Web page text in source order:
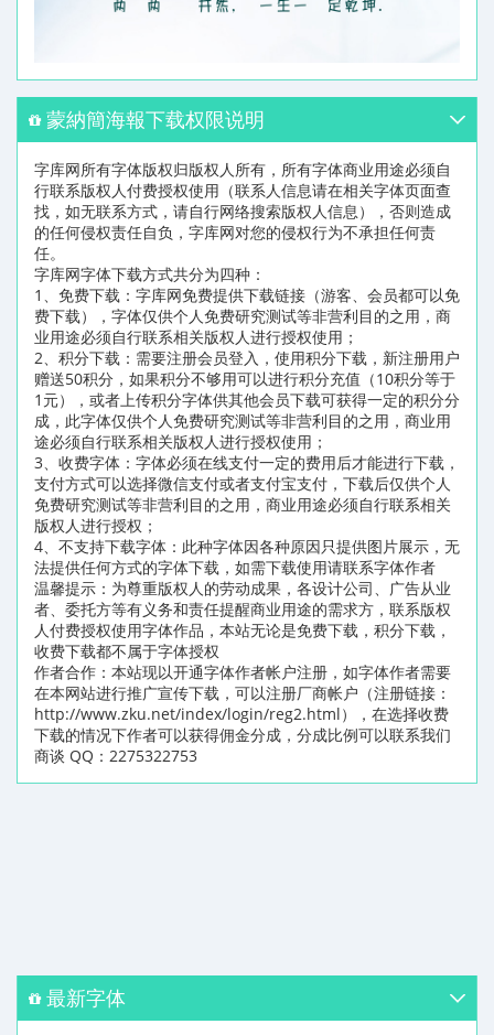
蒙納簡海報下载权限说明
字库网所有字体版权归版权人所有，所有字体商业用途必须自
行联系版权人付费授权使用（联系人信息请在相关字体页面查
找，如无联系方式，请自行网络搜索版权人信息），否则造成
的任何侵权责任自负，字库网对您的侵权行为不承担任何责
任。
字库网字体下载方式共分为四种：
1、免费下载：字库网免费提供下载链接（游客、会员都可以免
费下载），字体仅供个人免费研究测试等非营利目的之用，商
业用途必须自行联系相关版权人进行授权使用；
2、积分下载：需要注册会员登入，使用积分下载，新注册用户
赠送50积分，如果积分不够用可以进行积分充值（10积分等于
1元），或者上传积分字体供其他会员下载可获得一定的积分分
成，此字体仅供个人免费研究测试等非营利目的之用，商业用
途必须自行联系相关版权人进行授权使用；
3、收费字体：字体必须在线支付一定的费用后才能进行下载，
支付方式可以选择微信支付或者支付宝支付，下载后仅供个人
免费研究测试等非营利目的之用，商业用途必须自行联系相关
版权人进行授权；
4、不支持下载字体：此种字体因各种原因只提供图片展示，无
法提供任何方式的字体下载，如需下载使用请联系字体作者
温馨提示：为尊重版权人的劳动成果，各设计公司、广告从业
者、委托方等有义务和责任提醒商业用途的需求方，联系版权
人付费授权使用字体作品，本站无论是免费下载，积分下载，
收费下载都不属于字体授权
作者合作：本站现以开通字体作者帐户注册，如字体作者需要
在本网站进行推广宣传下载，可以注册厂商帐户（注册链接：
http://www.zku.net/index/login/reg2.html），在选择收费
下载的情况下作者可以获得佣金分成，分成比例可以联系我们
商谈 QQ：2275322753
最新字体